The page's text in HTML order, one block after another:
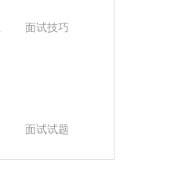
面试技巧
面试试题